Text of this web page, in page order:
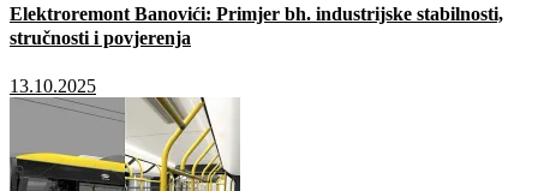
Elektroremont Banovići: Primjer bh. industrijske stabilnosti,
stručnosti i povjerenja
13.10.2025